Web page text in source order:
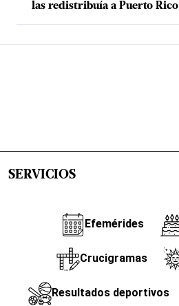
las redistribuía a Puerto Rico
SERVICIOS
Efemérides
Crucigramas
Resultados deportivos